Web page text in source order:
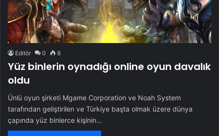
Editör 0 6
Yüz binlerin oynadığı online oyun davalık
oldu
Ünlü oyun şirketi Mgame Corporation ve Noah System
tarafından geliştirilen ve Türkiye başta olmak üzere dünya
çapında yüz binlerce kişinin…